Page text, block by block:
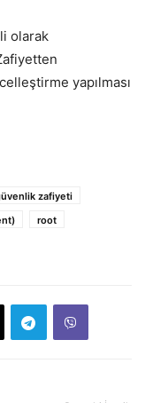
olarak
yapılması
zafiyeti
root